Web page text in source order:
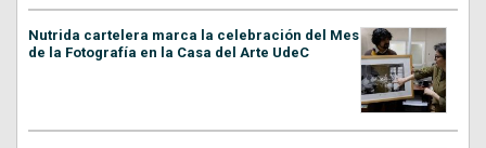
Nutrida cartelera marca la celebración del Mes
de la Fotografía en la Casa del Arte UdeC